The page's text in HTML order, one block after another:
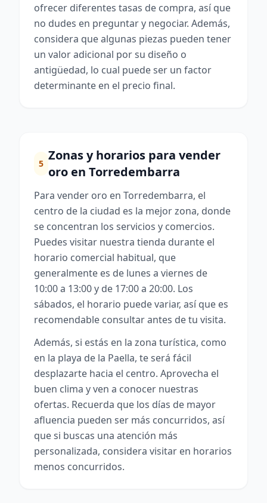
ofrecer diferentes tasas de compra, así que
no dudes en preguntar y negociar. Además,
considera que algunas piezas pueden tener
un valor adicional por su diseño o
antigüedad, lo cual puede ser un factor
determinante en el precio final.
5
Zonas y horarios para vender
oro en Torredembarra
Para vender oro en Torredembarra, el
centro de la ciudad es la mejor zona, donde
se concentran los servicios y comercios.
Puedes visitar nuestra tienda durante el
horario comercial habitual, que
generalmente es de lunes a viernes de
10:00 a 13:00 y de 17:00 a 20:00. Los
sábados, el horario puede variar, así que es
recomendable consultar antes de tu visita.
Además, si estás en la zona turística, como
en la playa de la Paella, te será fácil
desplazarte hacia el centro. Aprovecha el
buen clima y ven a conocer nuestras
ofertas. Recuerda que los días de mayor
afluencia pueden ser más concurridos, así
que si buscas una atención más
personalizada, considera visitar en horarios
menos concurridos.